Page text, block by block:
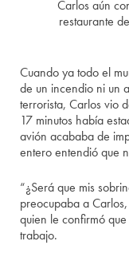
Carlos aún
restaurante
Cuando ya todo el
de un incendio ni un
terrorista, Carlos vio
17 minutos había
avión acababa de
entero entendió que
“¿Será que mis
preocupaba a
quien le confirmó
trabajo.